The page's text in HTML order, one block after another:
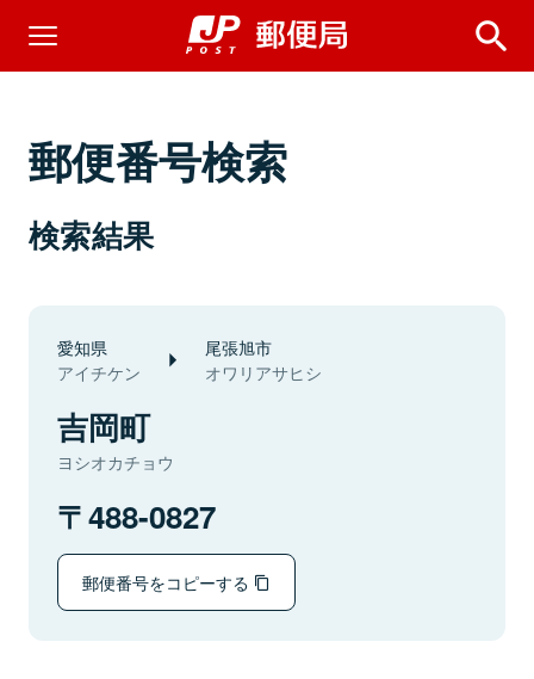
郵便番号検索
検索結果
愛知県
アイチケン
尾張旭市
オワリアサヒシ
吉岡町
ヨシオカチョウ
488-0827
郵便番号をコピーする